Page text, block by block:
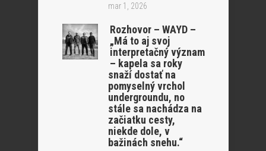
mar 1, 2026
Rozhovor – WAYD –
„Má to aj svoj
interpretačný význam
– kapela sa roky
snaží dostať na
pomyselný vrchol
undergroundu, no
stále sa nachádza na
začiatku cesty,
niekde dole, v
bažinách snehu.“